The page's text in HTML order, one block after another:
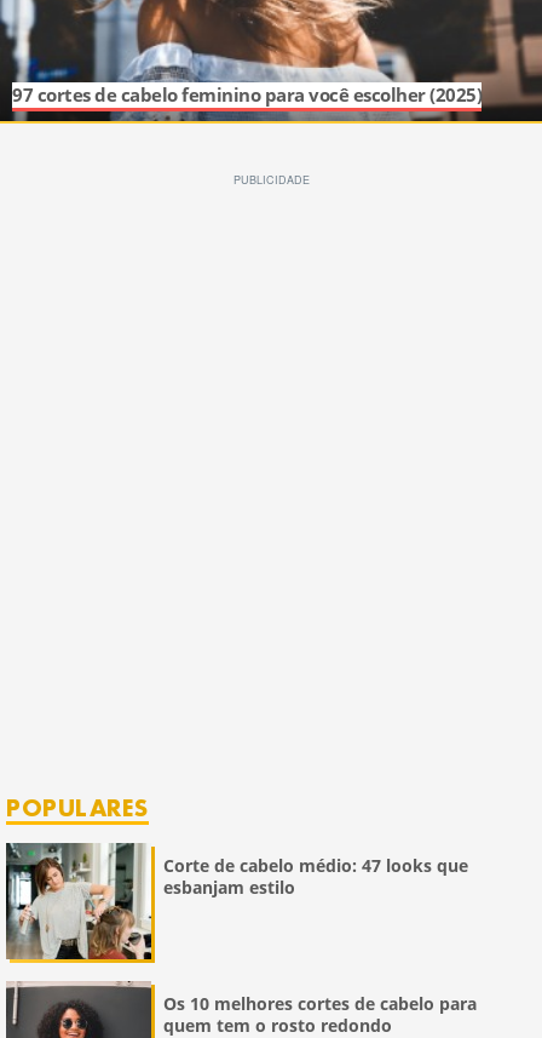
97 cortes de cabelo feminino para você escolher (2025)
POPULARES
Corte de cabelo médio: 47 looks que
esbanjam estilo
Os 10 melhores cortes de cabelo para
quem tem o rosto redondo